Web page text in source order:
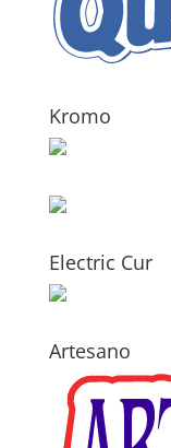
Kromo
Electric Cur
Artesano